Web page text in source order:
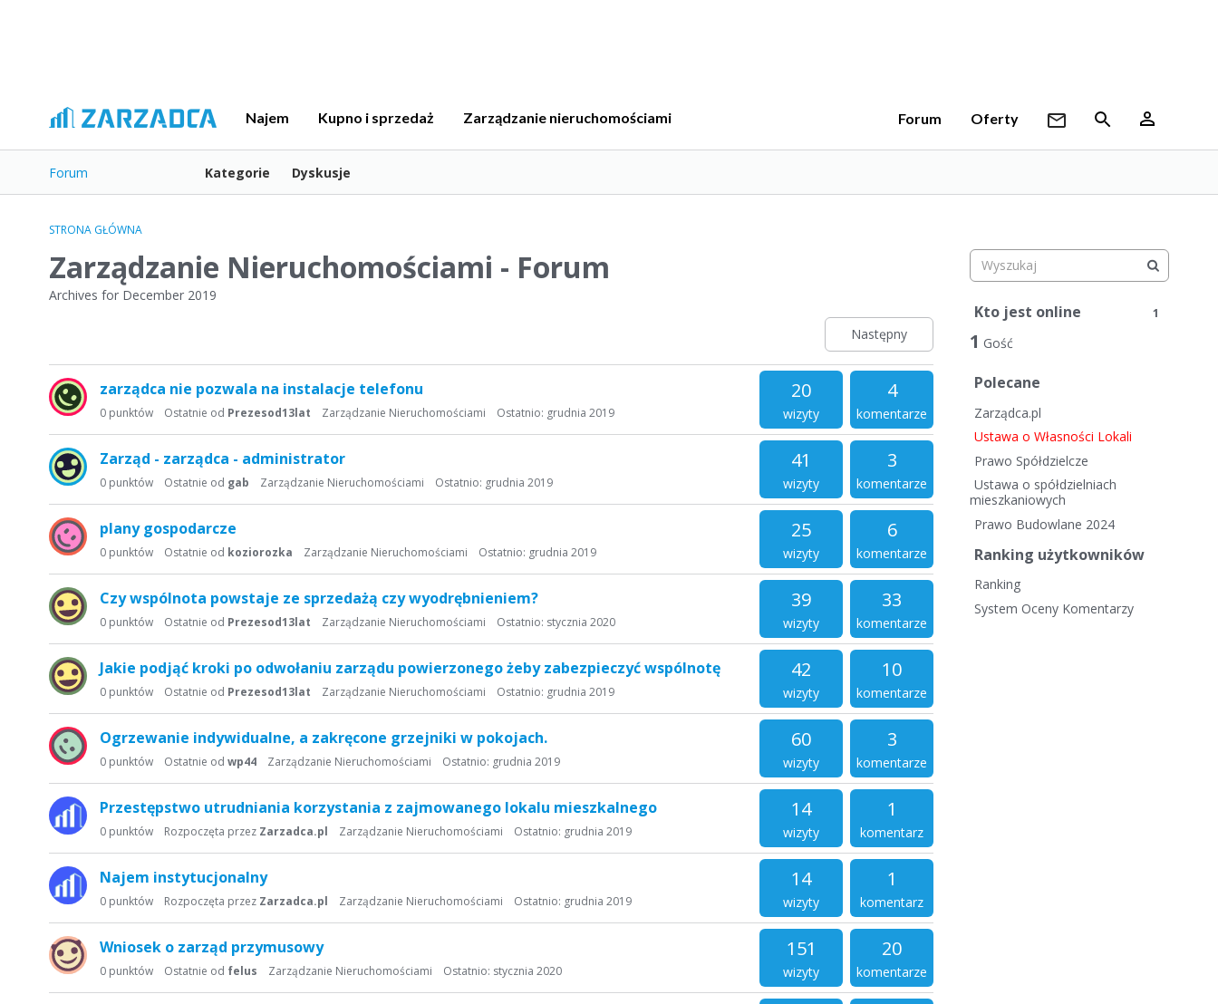
Najem Kupno i sprzedaż Zarządzanie nieruchomościami Forum Oferty
Forum Kategorie Dyskusje
STRONA GŁÓWNA
Zarządzanie Nieruchomościami - Forum
Archives for December 2019
Następny
i
s
t
a
d
k
u
s
y
j
zarządca nie pozwala na instalacje telefonu 20
wizyty
4
komentarze
0 punktów Ostatnie od Prezesod13lat Ostatnio: grudnia 2019
Zarządzanie Nieruchomościami
Zarząd - zarządca - administrator 41
wizyty
3
komentarze
0 punktów Ostatnie od gab Ostatnio: grudnia 2019
Zarządzanie Nieruchomościami
plany gospodarcze 25
wizyty
6
komentarze
0 punktów Ostatnie od koziorozka Ostatnio: grudnia 2019
Zarządzanie Nieruchomościami
Czy wspólnota powstaje ze sprzedażą czy wyodrębnieniem? 39
wizyty
33
komentarze
0 punktów Ostatnie od Prezesod13lat Ostatnio: stycznia 2020
Zarządzanie Nieruchomościami
Jakie podjąć kroki po odwołaniu zarządu powierzonego żeby zabezpieczyć wspólnotę 42
wizyty
10
komentarze
0 punktów Ostatnie od Prezesod13lat Ostatnio: grudnia 2019
Zarządzanie Nieruchomościami
Ogrzewanie indywidualne, a zakręcone grzejniki w pokojach. 60
wizyty
3
komentarze
0 punktów Ostatnie od wp44 Ostatnio: grudnia 2019
Zarządzanie Nieruchomościami
Przestępstwo utrudniania korzystania z zajmowanego lokalu mieszkalnego 14
wizyty
1
komentarz
0 punktów Rozpoczęta przez Zarzadca.pl Ostatnio: grudnia 2019
Zarządzanie Nieruchomościami
Najem instytucjonalny 14
wizyty
1
komentarz
0 punktów Rozpoczęta przez Zarzadca.pl Ostatnio: grudnia 2019
Zarządzanie Nieruchomościami
Wniosek o zarząd przymusowy 151
wizyty
20
komentarze
0 punktów Ostatnie od felus Ostatnio: stycznia 2020
Zarządzanie Nieruchomościami
Kto jest online 1
1 Gość
Polecane
Zarządca.pl
Ustawa o Własności Lokali
Prawo Spółdzielcze
Ustawa o spółdzielniach
mieszkaniowych
Prawo Budowlane 2024
Ranking użytkowników
Ranking
System Oceny Komentarzy